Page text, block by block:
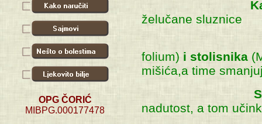
OPG ČORIĆ
MIBPG.000177478
želučane sluznice
folium) i stolisnika
mišića,a time
nadutost, a tom